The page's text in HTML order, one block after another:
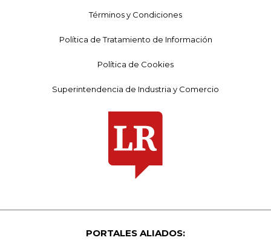
Términos y Condiciones
Política de Tratamiento de Información
Política de Cookies
Superintendencia de Industria y Comercio
PORTALES ALIADOS: